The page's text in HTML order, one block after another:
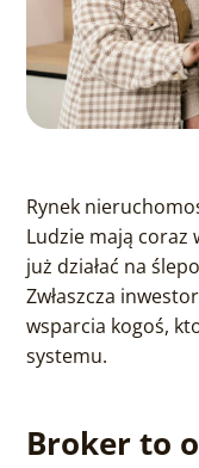
Rynek
Ludzie mają coraz
już działać na
Zwłaszcza
wsparcia kogoś,
systemu.
Broker to